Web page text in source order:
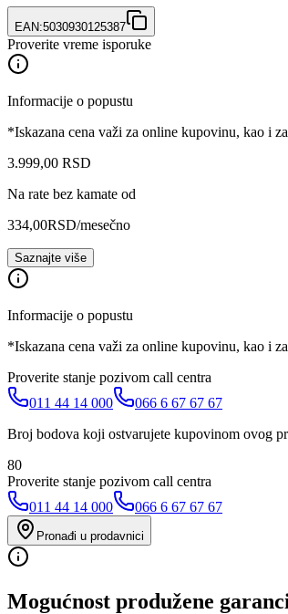
EAN:5030930125387
Proverite vreme isporuke
Informacije o popustu
*Iskazana cena važi za online kupovinu, kao i
3.999,00 RSD
Na rate bez kamate od
334,00RSD/mesečno
Saznajte više
Informacije o popustu
*Iskazana cena važi za online kupovinu, kao i
Proverite stanje pozivom call centra
011 44 14 000
066 6 67 67 67
Broj bodova koji ostvarujete kupovinom ovog
80
Proverite stanje pozivom call centra
011 44 14 000
066 6 67 67 67
Pronađi u prodavnici
Mogućnost produžene